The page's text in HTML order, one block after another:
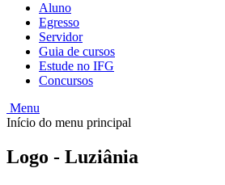
Aluno
Egresso
Servidor
Guia de cursos
Estude no IFG
Concursos
Menu
Início do menu principal
Logo - Luziânia